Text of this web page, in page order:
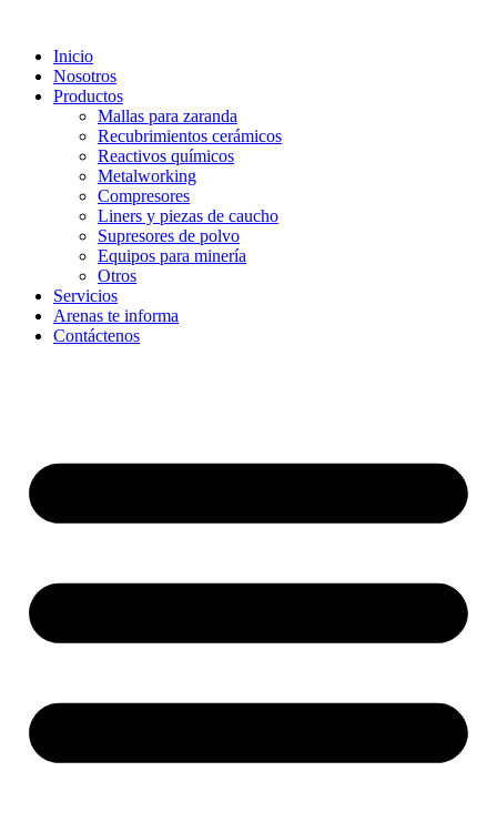
contenido
Inicio
Nosotros
Productos
Mallas para zaranda
Recubrimientos cerámicos
Reactivos químicos
Metalworking
Compresores
Liners y piezas de caucho
Supresores de polvo
Equipos para minería
Otros
Servicios
Arenas te informa
Contáctenos